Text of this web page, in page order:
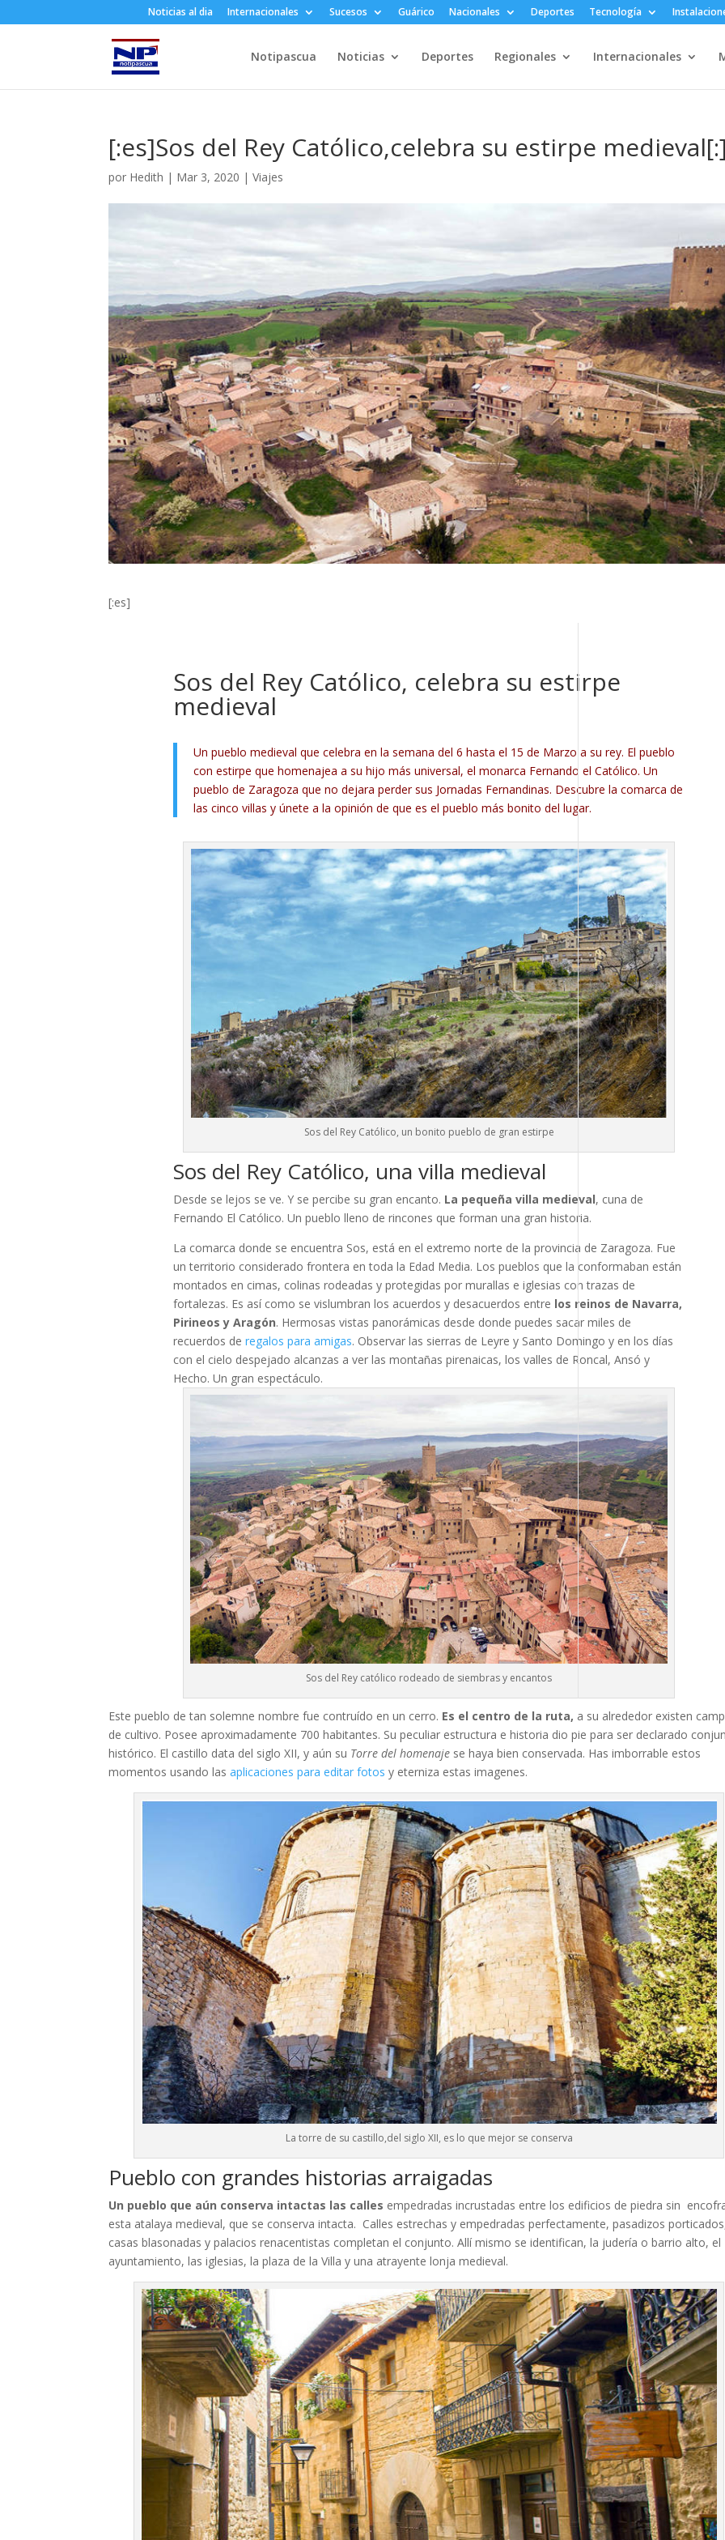
Noticias al dia Internacionales Sucesos Guárico Nacionales Deportes Tecnología
Notipascua Noticias Deportes Regionales Internacionales
[:es]Sos del Rey Católico,celebra su estirpe medieval[:]
por Hedith | Mar 3, 2020 |Viajes
[:es]
Sos del Rey Católico, celebra su estirpe
medieval
Un pueblo medieval que celebra en la semana del 6 hasta el 15 de Marzo a su rey. El pueblo
con estirpe que homenajea a su hijo más universal, el monarca Fernando el Católico. Un
pueblo de Zaragoza que no dejara perder sus Jornadas Fernandinas. Descubre la comarca de
las cinco villas y únete a la opinión de que es el pueblo más bonito del lugar.
Sos del Rey Católico, un bonito pueblo de gran estirpe
Sos del Rey Católico, una villa medieval
Desde se lejos se ve. Y se percibe su gran encanto. La pequeña villa medieval, cuna de
Fernando El Católico. Un pueblo lleno de rincones que forman una gran historia.
La comarca donde se encuentra Sos, está en el extremo norte de la provincia de Zaragoza. Fue
un territorio considerado frontera en toda la Edad Media. Los pueblos que la conformaban están
montados en cimas, colinas rodeadas y protegidas por murallas e iglesias con trazas de
fortalezas. Es así como se vislumbran los acuerdos y desacuerdos entre los reinos de Navarra,
Pirineos y Aragón. Hermosas vistas panorámicas desde donde puedes sacar miles de
recuerdos de regalos para amigas. Observar las sierras de Leyre y Santo Domingo y en los días
con el cielo despejado alcanzas a ver las montañas pirenaicas, los valles de Roncal, Ansó y
Hecho. Un gran espectáculo.
Sos del Rey católico rodeado de siembras y encantos
Este pueblo de tan solemne nombre fue contruído en un cerro. Es el centro de la ruta, a su alrededor existen
de cultivo. Posee aproximadamente 700 habitantes. Su peculiar estructura e historia dio pie para ser declarado
histórico. El castillo data del siglo XII, y aún su Torre del homenaje se haya bien conservada. Has imborrable estos
momentos usando lasaplicaciones para editar fotos y eterniza estas imagenes.
La torre de su castillo,del siglo XII, es lo que mejor se conserva
Pueblo con grandes historias arraigadas
Un pueblo que aún conserva intactas las calles empedradas incrustadas entre los edificios de piedra sin
esta atalaya medieval, que se conserva intacta. Calles estrechas y empedradas perfectamente, pasadizos
casas blasonadas y palacios renacentistas completan el conjunto. Allí mismo se identifican, la judería o barrio alto, el
ayuntamiento, las iglesias, la plaza de la Villa y una atrayente lonja medieval.